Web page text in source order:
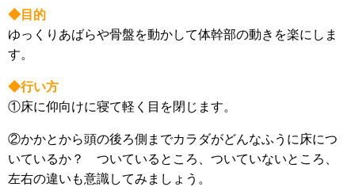
◆目的
ゆっくりあばらや骨盤を動かして体幹部の動きを楽にしま
す。
◆行い方
①床に仰向けに寝て軽く目を閉じます。
②かかとから頭の後ろ側までカラダがどんなふうに床につ
いているか？ ついているところ、ついていないところ、
左右の違いも意識してみましょう。